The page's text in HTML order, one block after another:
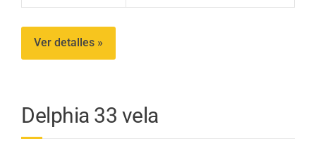
Ver detalles »
Delphia 33 vela